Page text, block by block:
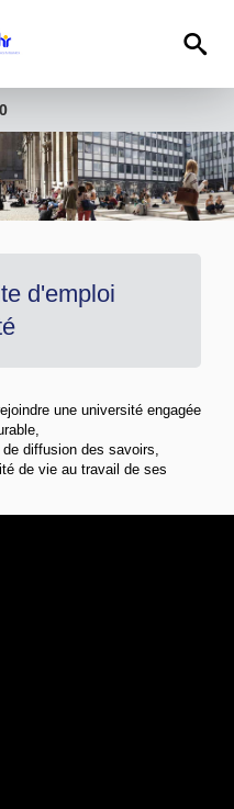
d'emploi
une université engagée
de diffusion des savoirs,
de vie au travail de ses